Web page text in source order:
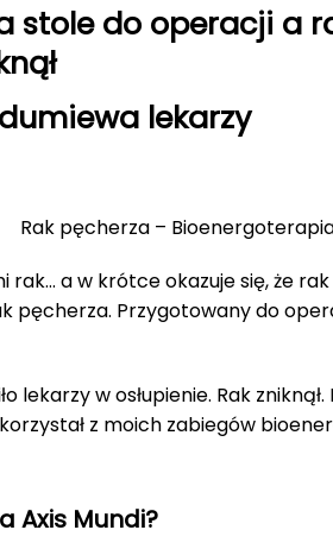
stole do operacji a
lekarzy
Rak pęcherza –
a w krótce okazuje się, że rak
pęcherza. Przygotowany do
w osłupienie. Rak
z moich zabiegów
Axis Mundi?